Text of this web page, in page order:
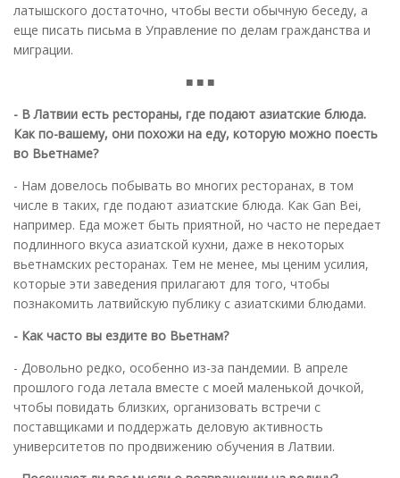
латышского достаточно, чтобы вести обычную беседу, а
еще писать письма в Управление по делам гражданства и
миграции.
■ ■ ■
- В Латвии есть рестораны, где подают азиатские блюда.
Как по-вашему, они похожи на еду, которую можно поесть
во Вьетнаме?
- Нам довелось побывать во многих ресторанах, в том
числе в таких, где подают азиатские блюда. Как Gan Bei,
например. Еда может быть приятной, но часто не передает
подлинного вкуса азиатской кухни, даже в некоторых
вьетнамских ресторанах. Тем не менее, мы ценим усилия,
которые эти заведения прилагают для того, чтобы
познакомить латвийскую публику с азиатскими блюдами.
- Как часто вы ездите во Вьетнам?
- Довольно редко, особенно из-за пандемии. В апреле
прошлого года летала вместе с моей маленькой дочкой,
чтобы повидать близких, организовать встречи с
поставщиками и поддержать деловую активность
университетов по продвижению обучения в Латвии.